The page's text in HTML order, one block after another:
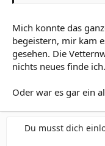
Mich konnte das
begeistern, mir kam
gesehen. Die
nichts neues finde ich.
Oder war es gar ein
Du musst dich